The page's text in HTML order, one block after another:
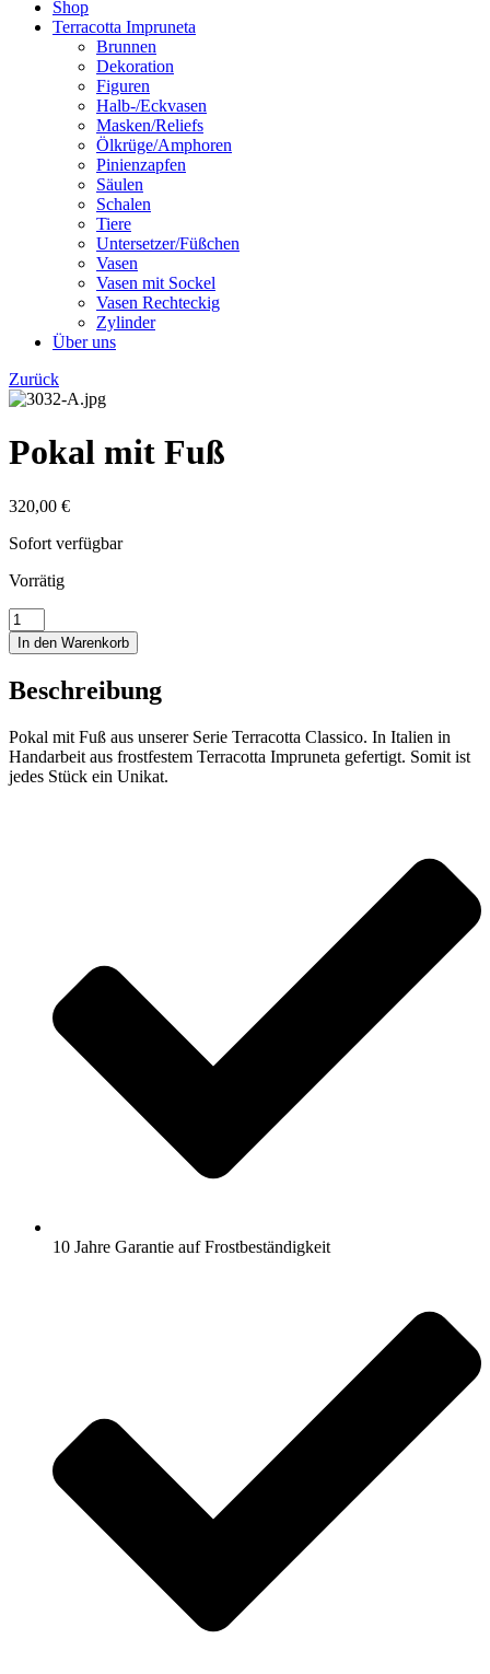
Shop
Terracotta Impruneta
Brunnen
Dekoration
Figuren
Halb-/Eckvasen
Masken/Reliefs
Ölkrüge/Amphoren
Pinienzapfen
Säulen
Schalen
Tiere
Untersetzer/Füßchen
Vasen
Vasen mit Sockel
Vasen Rechteckig
Zylinder
Über uns
Zurück
Pokal mit Fuß
320,00 €
Sofort verfügbar
Vorrätig
Pokal
mit
Fuß
In den Warenkorb
Beschreibung
Pokal mit Fuß aus unserer Serie Terracotta Classico. In Italien in
Handarbeit aus frostfestem Terracotta Impruneta gefertigt. Somit ist
jedes Stück ein Unikat.
10 Jahre Garantie auf Frostbeständigkeit